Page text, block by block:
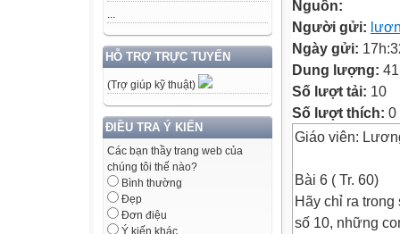
...
HỖ TRỢ TRỰC TUYẾN
(Trợ giúp kỹ thuật)
ĐIỀU TRA Ý KIẾN
Các bạn thầy trang web của
chúng tôi thế nào?
Bình thường
Đẹp
Đơn điệu
Ý kiến khác
Nguồn:
Người gửi:
Ngày gửi:
Dung lượng:
Số lượt tải: 10
Số lượt thích: 0
Giáo viên:
Bài 6 ( Tr. 60)
Hãy chỉ ra
số 10, những